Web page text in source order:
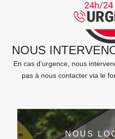
NOUS
En cas d’urgence, nous
pas à nous contacter via le
NOUS